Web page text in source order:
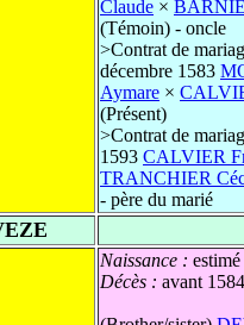
Claude ×
(Témoin) - oncle
>Contrat de
décembre 1583
Aymare ×
(Présent)
>Contrat de
1593 CALVIER
TRANCHIER
- père du marié
Naissance :
Décès : avant 1584